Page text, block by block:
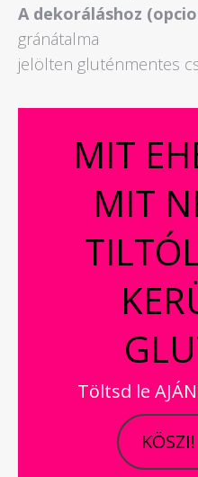
A dekoráláshoz
gránátalma
jelölten gluténmentes
MIT
MIT
Töltsd le